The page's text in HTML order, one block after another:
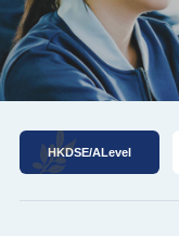
校園生活
HKDSE/ALevel